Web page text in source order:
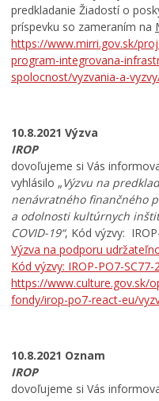
predkladanie Žiadostí o
príspevku so zameraním na
https://www.mirri.gov.sk/
program-integrovana-
spolocnost/vyzvania-a-
10.8.2021 Výzva
IROP
dovoľujeme si Vás
vyhlásilo „Výzvu na
nenávratného finančného
a odolnosti kultúrnych
COVID-19“, Kód výzvy:
Výzva na podporu
Kód výzvy: IROP-PO7-SC77-
https://www.culture.gov.sk/
fondy/irop-po7-react-eu/
10.8.2021 Oznam
IROP
dovoľujeme si Vás